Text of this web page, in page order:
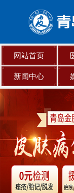
网站首页
新闻中心